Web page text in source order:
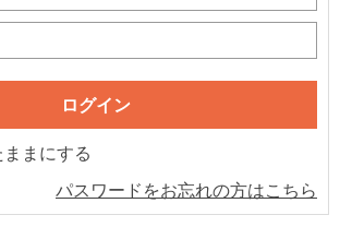
まにする
パスワードをお忘れの方はこちら